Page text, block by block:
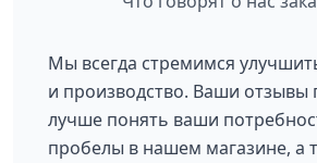
Мы всегда стремимся
и производство. Ваши отзывы
лучше понять ваши
пробелы в нашем магазине, а